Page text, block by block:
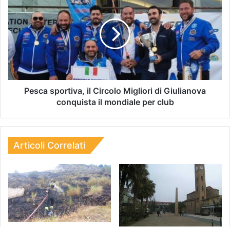
Pesca sportiva, il Circolo Migliori di Giulianova
conquista il mondiale per club
Articoli Correlati